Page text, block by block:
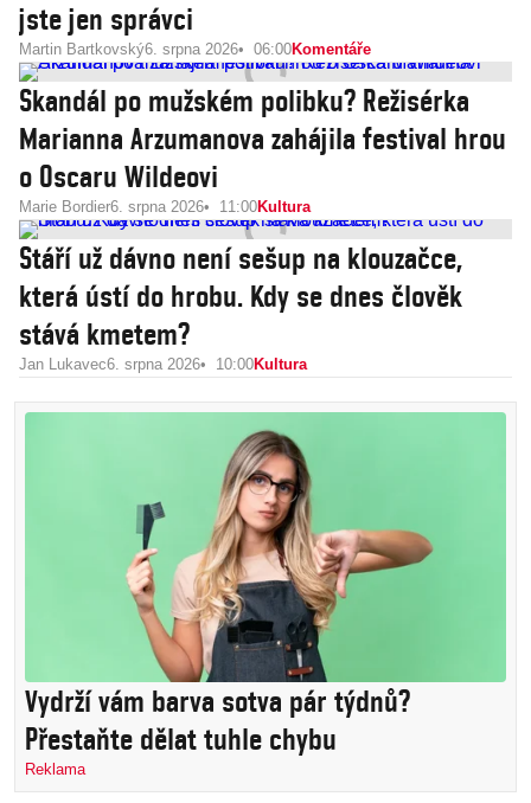
jste jen správci
Martin Bartkovský6. srpna 2026 06:00Komentáře
Skandál po mužském polibku? Režisérka
Marianna Arzumanova zahájila festival hrou
o Oscaru Wildeovi
Marie Bordier6. srpna 2026 11:00Kultura
Stáří už dávno není sešup na klouzačce,
která ústí do hrobu. Kdy se dnes člověk
stává kmetem?
Jan Lukavec6. srpna 2026 10:00Kultura
Vydrží vám barva sotva pár týdnů?
Přestaňte dělat tuhle chybu
Reklama